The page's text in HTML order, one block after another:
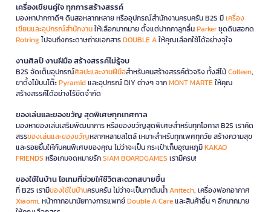
เครื่องเขียนคู่ใจ ทุกการสร้างสรรค์
มองหาปากกาดีๆ ดินสอหลากหลาย หรืออุปกรณ์สำนักงานครบครัน B2S มีเครื่อง
เขียนและอุปกรณ์สำนักงานให้เลือกมากมาย ตั้งแต่ปากกาลูกลื่นParkerชุดดินสอกด
Rotringไปจนถึงกระดาษถ่ายเอกสารDOUBLE Aให้คุณเลือกใช้ได้อย่างจุใจ
งานศิลป์ งานฝีมือ สร้างสรรค์ไม่รู้จบ
B2S จัดเต็มอุปกรณ์ศิลปะและงานฝีมือสำหรับคนสร้างสรรค์ตัวจริง ทั้งสีไม้Colleen,
ขาตั้งไม้บนโต๊ะPyramidและอุปกรณ์ DIY ต่างๆ จากMONT MARTEให้คุณ
สร้างสรรค์ได้อย่างไร้ขีดจำกัด
ของเล่นและของขวัญ สุดพิเศษทุกเทศกาล
มองหาของเล่นเสริมพัฒนาการ หรือของขวัญสุดพิเศษสำหรับทุกโอกาส B2S เราคัด
สรรของเล่นและของขวัญหลากหลายสไตล์ เหมาะสำหรับทุกเพศทุกวัย สร้างความสุข
และรอยยิ้มให้กับคนพิเศษของคุณ ไม่ว่าจะเป็น กระเป๋าเก็บอุณหภูมิKAKAO
FRIENDS หรือเกมจดหมายรักSIAM BOARDGAMES เรามีครบ!
ของใช้ในบ้าน ไอเทมที่ช่วยให้ชีวิตสะดวกสบายขึ้น
ที่ B2S เรามีของใช้ในบ้านครบครัน ไม่ว่าจะเป็นกาต้มน้ำAnitech, เครื่องฟอกอากาศ
Xiaomi, หน้ากากอนามัยทางการแพทย์Double A Careและสินค้าอื่น ๆ อีกมากมาย